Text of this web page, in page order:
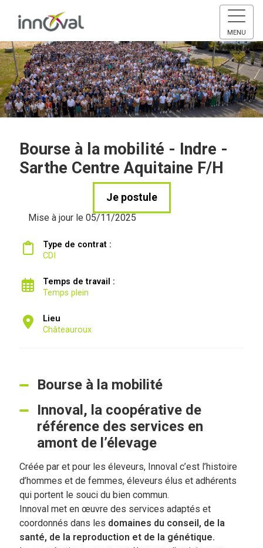
MENU
Bourse à la mobilité - Indre -
Sarthe Centre Aquitaine F/H
Je postule
Mise à jour le 05/11/2025
Type de contrat :
CDI
Temps de travail :
Temps plein
Lieu
Châteauroux
Bourse à la mobilité
Innoval, la coopérative de
référence des services en
amont de l’élevage
Créée par et pour les éleveurs, Innoval c’est l’histoire
d’hommes et de femmes, éleveurs élus et adhérents
qui portent le souci du bien commun.
Innoval met en œuvre des services adaptés et
coordonnés dans les domaines du conseil, de la
santé, de la reproduction et de la génétique.